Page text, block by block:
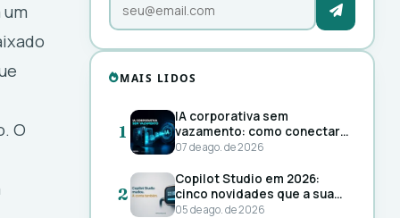
O
MAIS LIDOS
1
IA corporativa sem
vazamento: como conectar
o conteúdo da sua empresa
rastro
07 de ago. de 2026
2
Copilot Studio em 2026:
cinco novidades que a sua
PME já pode usar
05 de ago. de 2026